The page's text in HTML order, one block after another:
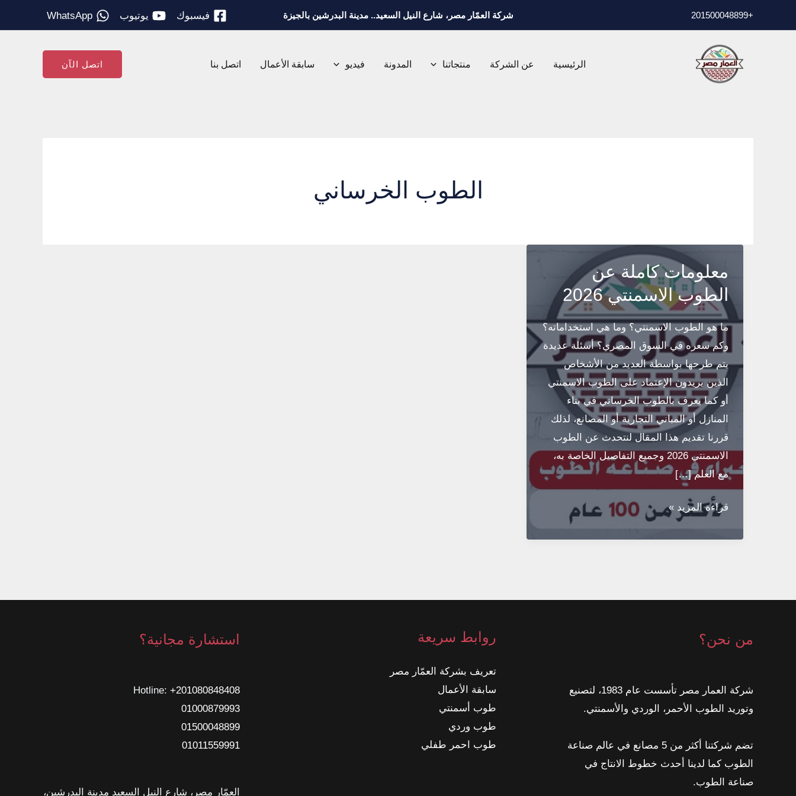
إلى
+2
01500048899 شركة العمّار مصر، شارع النيل السعيد.. مدينة البدرشين بالجيزة فيسبوك يوتيوب WhatsApp
الرئيسية عن الشركة منتجاتنا المدونة فيديو سابقة الأعمال اتصل بنا اتصل الآن
الطوب الخرساني
معلومات كاملة عن
الطوب الاسمنتي 2026
ما هو الطوب الاسمنتي؟ وما هي استخداماته؟
وكم سعره في السوق المصري؟ أسئلة عديدة
يتم طرحها بواسطة العديد من الأشخاص
الذين يريدون الإعتماد على الطوب الاسمنتي
أو كما يعرف بالطوب الخرساني في بناء
المنازل أو المباني التجارية أو المصانع، لذلك
قررنا تقديم هذا المقال لنتحدث عن الطوب
الاسمنتي 2026 وجميع التفاصيل الخاصة به،
مع العلم […]
معلومات
2026
قراءة المزيد »
من نحن؟
شركة العمار مصر تأسست عام 1983، لتصنيع
وتوريد الطوب الأحمر، الوردي والأسمنتي.
تضم شركتنا أكثر من 5 مصانع في عالم صناعة
الطوب كما لدينا أحدث خطوط الانتاج في
صناعة الطوب.
روابط سريعة
تعريف بشركة العمّار مصر
سابقة الأعمال
طوب أسمنتي
طوب وردي
طوب احمر طفلي
استشارة مجانية؟
Hotline: ‎ +201080848408
01000879993
01500048899
01011559991
العمّار مصر، شارع النيل السعيد مدينة البدرشين،